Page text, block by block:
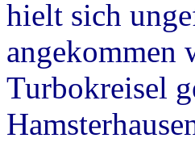
hielt sich
angekommen
Turbokreisel